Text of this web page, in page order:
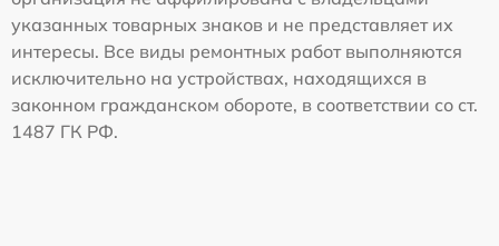
указанных товарных знаков и не представляет их
интересы. Все виды ремонтных работ выполняются
исключительно на устройствах, находящихся в
законном гражданском обороте, в соответствии со ст.
1487 ГК РФ.